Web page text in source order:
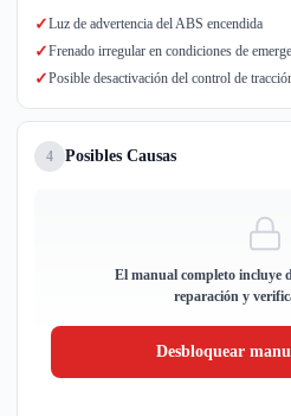
✓Luz de advertencia del ABS encendida
✓Frenado irregular en condiciones de
✓Posible desactivación del control de
4 Posibles Causas
El manual completo incluye
reparación y
Desbloquear